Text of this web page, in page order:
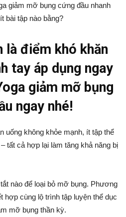
giảm mỡ bụng cứng đầu nhanh
bài tập nào bằng?
là điểm khó khăn
tay áp dụng ngay
giảm mỡ bụng
ngay nhé!
uống không khỏe mạnh, ít tập thể
tất cả hợp lại làm tăng khả năng bị
nào để loại bỏ mỡ bụng. Phương
hợp cùng lộ trình tập luyện thể dục
mỡ bụng thần kỳ.